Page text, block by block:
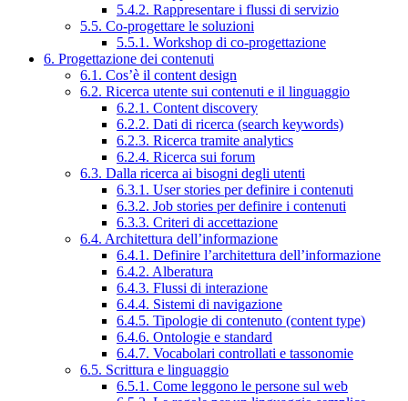
5.4.2. Rappresentare i flussi di servizio
5.5. Co-progettare le soluzioni
5.5.1. Workshop di co-progettazione
6. Progettazione dei contenuti
6.1. Cos’è il content design
6.2. Ricerca utente sui contenuti e il linguaggio
6.2.1. Content discovery
6.2.2. Dati di ricerca (search keywords)
6.2.3. Ricerca tramite analytics
6.2.4. Ricerca sui forum
6.3. Dalla ricerca ai bisogni degli utenti
6.3.1. User stories per definire i contenuti
6.3.2. Job stories per definire i contenuti
6.3.3. Criteri di accettazione
6.4. Architettura dell’informazione
6.4.1. Definire l’architettura dell’informazione
6.4.2. Alberatura
6.4.3. Flussi di interazione
6.4.4. Sistemi di navigazione
6.4.5. Tipologie di contenuto (content type)
6.4.6. Ontologie e standard
6.4.7. Vocabolari controllati e tassonomie
6.5. Scrittura e linguaggio
6.5.1. Come leggono le persone sul web